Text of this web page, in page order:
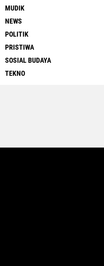
MUDIK
NEWS
POLITIK
PRISTIWA
SOSIAL BUDAYA
TEKNO